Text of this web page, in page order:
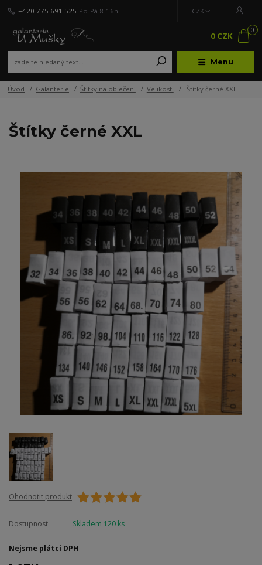
Menu
CZK
+420 775 691 525 Po-Pá 8-16h
0
0 CZK
Úvod Galanterie Štítky na oblečení Velikosti Štítky černé XXL
Štítky černé XXL
Ohodnotit produkt
Dostupnost Skladem 120 ks
Nejsme plátci DPH